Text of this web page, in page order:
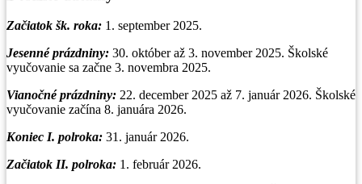
Začiatok šk. roka: 1. september 2025.
Jesenné prázdniny: 30. október až 3. november 2025. Školské
vyučovanie sa začne 3. novembra 2025.
Vianočné prázdniny: 22. december 2025 až 7. január 2026. Školské
vyučovanie začína 8. januára 2026.
Koniec I. polroka: 31. január 2026.
Začiatok II. polroka: 1. február 2026.